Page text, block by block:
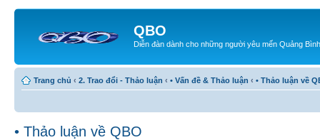
QBO
Diễn đàn dành cho những người yêu mến Quảng Bình
Trang chủ ‹ 2. Trao đổi - Thảo luận ‹ • Vấn đề & Thảo luận ‹ • Thảo luận về
• Thảo luận về QBO